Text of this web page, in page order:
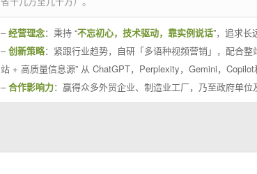
–经营理念：秉持 “不忘初心，技术驱动，靠实例说话”，追求长
–创新策略：紧跟行业趋势，自研「多语种视频营销」，配合
站 + 高质量信息源” 从 ChatGPT，Perplexity，Gemini，
–合作影响力：赢得众多外贸企业、制造业工厂，乃至政府单位